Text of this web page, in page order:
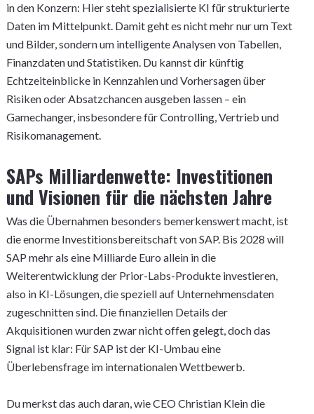
in den Konzern: Hier steht spezialisierte KI für strukturierte
Daten im Mittelpunkt. Damit geht es nicht mehr nur um Text
und Bilder, sondern um intelligente Analysen von Tabellen,
Finanzdaten und Statistiken. Du kannst dir künftig
Echtzeiteinblicke in Kennzahlen und Vorhersagen über
Risiken oder Absatzchancen ausgeben lassen – ein
Gamechanger, insbesondere für Controlling, Vertrieb und
Risikomanagement.
SAPs Milliardenwette: Investitionen
und Visionen für die nächsten Jahre
Was die Übernahmen besonders bemerkenswert macht, ist
die enorme Investitionsbereitschaft von SAP. Bis 2028 will
SAP mehr als eine Milliarde Euro allein in die
Weiterentwicklung der Prior-Labs-Produkte investieren,
also in KI-Lösungen, die speziell auf Unternehmensdaten
zugeschnitten sind. Die finanziellen Details der
Akquisitionen wurden zwar nicht offen gelegt, doch das
Signal ist klar: Für SAP ist der KI-Umbau eine
Überlebensfrage im internationalen Wettbewerb.
Du merkst das auch daran, wie CEO Christian Klein die